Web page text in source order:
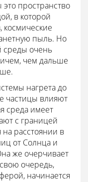
пространство
в которой
космические
пыль. Но
среды очень
чем дальше
нагрета до
частицы влияют
среда имеет
с границей
расстоянии в
от Солнца и
же очерчивает
очередь,
начинается